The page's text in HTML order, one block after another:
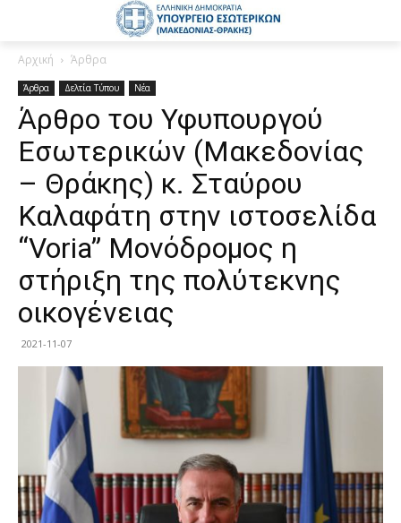
Αρχική Άρθρα
Άρθρα Δελτία Τύπου Νέα
Άρθρο του Υφυπουργού
Εσωτερικών (Μακεδονίας
– Θράκης) κ. Σταύρου
Καλαφάτη στην ιστοσελίδα
“Voria” Μονόδρομος η
στήριξη της πολύτεκνης
οικογένειας
2021-11-07